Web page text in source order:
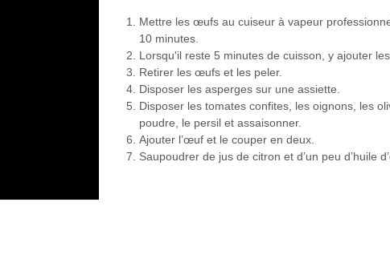
Mettre les œufs au cuiseur à vapeur
10 minutes.
Lorsqu'il reste 5 minutes de cuisson, y ajouter
Retirer les œufs et les peler.
Disposer les asperges sur une assiette.
Disposer les tomates confites, les oignons, les
poudre, le persil et assaisonner.
Ajouter l’œuf et le couper en deux.
Saupoudrer de jus de citron et d’un peu d’huile